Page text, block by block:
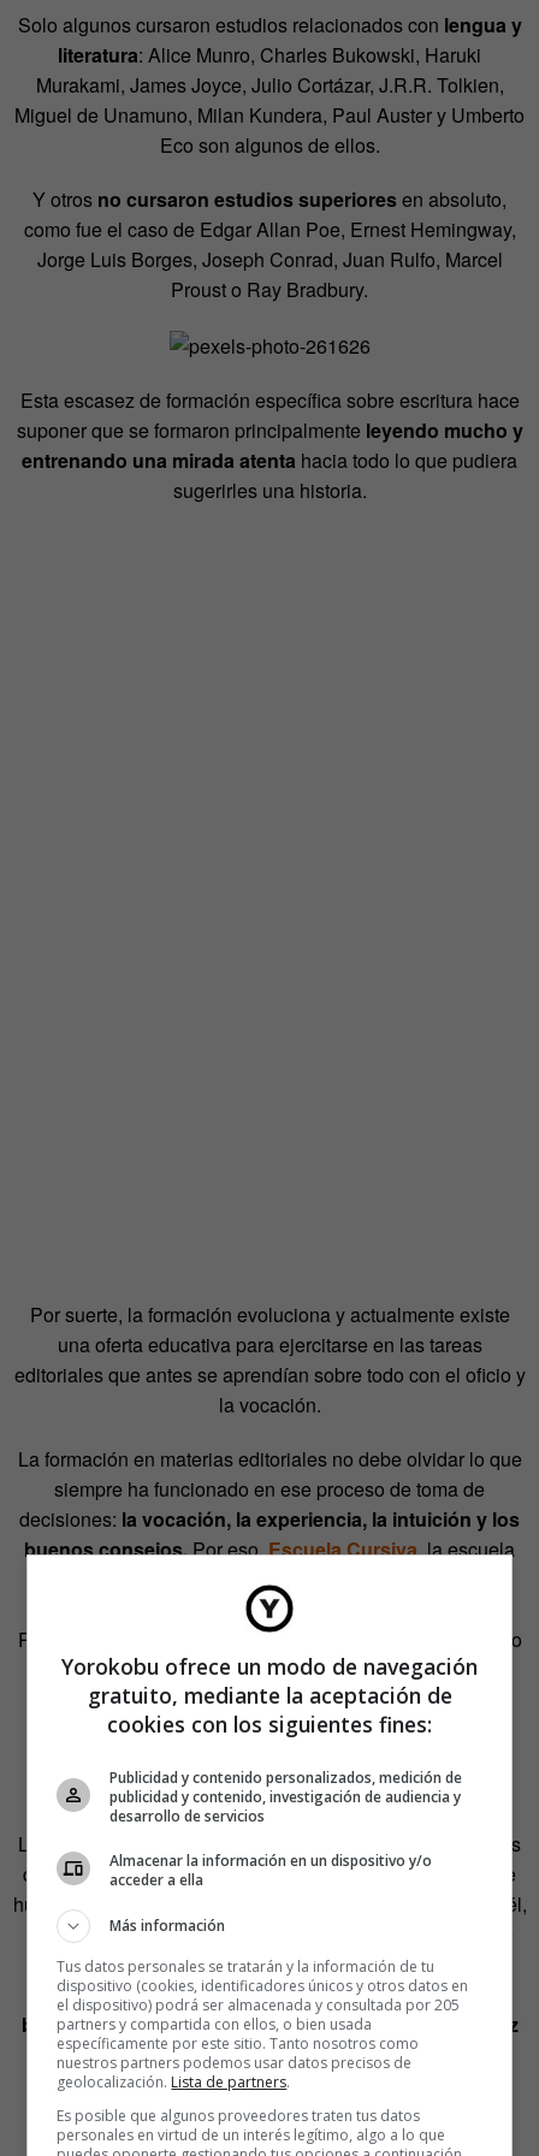
Solo algunos cursaron estudios relacionados con lengua y
literatura: Alice Munro, Charles Bukowski, Haruki
Murakami, James Joyce, Julio Cortázar, J.R.R. Tolkien,
Miguel de Unamuno, Milan Kundera, Paul Auster y Umberto
Eco son algunos de ellos.
Y otros no cursaron estudios superioresen absoluto,
como fue el caso de Edgar Allan Poe, Ernest Hemingway,
Jorge Luis Borges, Joseph Conrad, Juan Rulfo, Marcel
Proust o Ray Bradbury.
Esta escasez de formación específica sobre escritura hace
suponer que se formaron principalmente leyendo mucho y
entrenando una mirada atenta hacia todo lo que pudiera
sugerirles una historia.
Por suerte, la formación evoluciona y actualmente existe
una oferta educativa para ejercitarse en las tareas
editoriales que antes se aprendían sobre todo con el oficio y
la vocación.
La formación en materias editoriales no debe olvidar lo que
siempre ha funcionado en ese proceso de toma de
decisiones: la vocación, la experiencia, la intuición y los
buenos consejos.Por eso,Escuela Cursiva, la escuela
de escritura y edición de Penguin Random House Grupo
Editorial (que aglutina editoriales de la talla de Alfaguara,
Plaza & Janés, Lumen o Debate), ha optado por un método
muy práctico en el que los cursos de edición los imparten
editores y, los de escritura, escritores. El objetivo de este
formato es que los interesados en forjarse una carrera en
conseguido.
La escritora Rosa Montero, que imparte uno de los MOOCs
del centro, asegura que «se trata del curso al que siempre
hubiera querido asistir antes de ponerme en marcha». En él,
los aspirantes a escritores podrán encontrar recursos que
los grandes autores tuvieron que aprender por su cuenta.
Por ejemplo,técnicas para librarse de los temidos
bloqueos o herramientas para encontrar su propia voz
narrativa.
https://www.youtube.com/watch?v=10MJ-Q3p4eE
Yorokobu ofrece un modo de navegación
gratuito, mediante la aceptación de
cookies con los siguientes fines:
Publicidad y contenido personalizados, medición de
publicidad y contenido, investigación de audiencia y
desarrollo de servicios
Almacenar la información en un dispositivo y/o
acceder a ella
Más información
Tus datos personales se tratarán y la información de tu
dispositivo (cookies, identificadores únicos y otros datos en
el dispositivo) podrá ser almacenada y consultada por 205
partners y compartida con ellos, o bien usada
específicamente por este sitio. Tanto nosotros como
nuestros partners podemos usar datos precisos de
geolocalización. Lista de partners.
Es posible que algunos proveedores traten tus datos
personales en virtud de un interés legítimo, algo a lo que